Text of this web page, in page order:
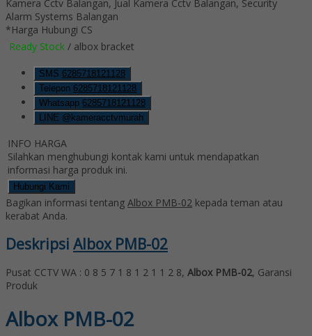
*Harga Hubungi CS
Ready Stock / albox bracket
SMS 6285718121128
Telepon 6285718121128
Whatsapp 6285718121128
LINE @kameracctvmurah
INFO HARGA
Silahkan menghubungi kontak kami untuk mendapatkan
informasi harga produk ini.
Hubungi Kami
Bagikan informasi tentang Albox PMB-02 kepada teman atau
kerabat Anda.
Deskripsi Albox PMB-02
Pusat CCTV WA : 0 8 5 7 1 8 1 2 1 1 2 8, Albox PMB-02, Garansi
Produk
Albox PMB-02